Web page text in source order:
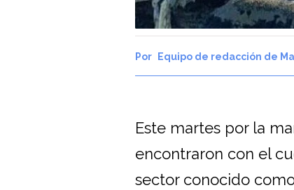
Equipo de redacción de
Este martes por la
encontraron con el
sector conocido